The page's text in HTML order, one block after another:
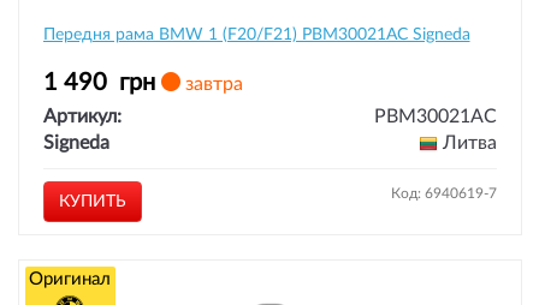
Передня рама BMW 1 (F20/F21) PBM30021AC Signeda
1 490 грн
завтра
Артикул:
PBM30021AC
Signeda
Литва
КУПИТЬ Код: 6940619-7
Оригинал